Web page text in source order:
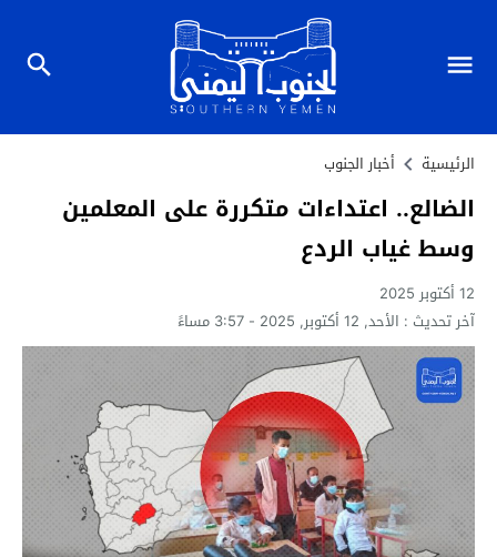
الرئيسية أخبار الجنوب
الضالع.. اعتداءات متكررة على المعلمين
وسط غياب الردع
12 أكتوبر 2025
آخر تحديث : الأحد, 12 أكتوبر, 2025 - 3:57 مساءً